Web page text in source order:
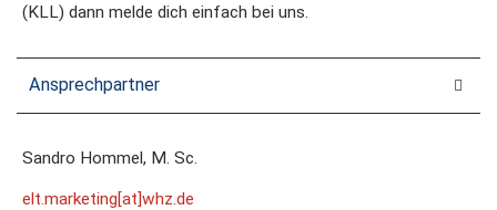
(KLL) dann melde dich einfach bei uns.
Ansprechpartner
Sandro Hommel, M. Sc.
elt.marketing[at]whz.de